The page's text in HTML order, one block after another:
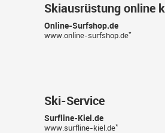
Skiausrüstung online
Online-Surfshop.de
www.online-surfshop.de*
Ski-Service
Surfline-Kiel.de
www.surfline-kiel.de*